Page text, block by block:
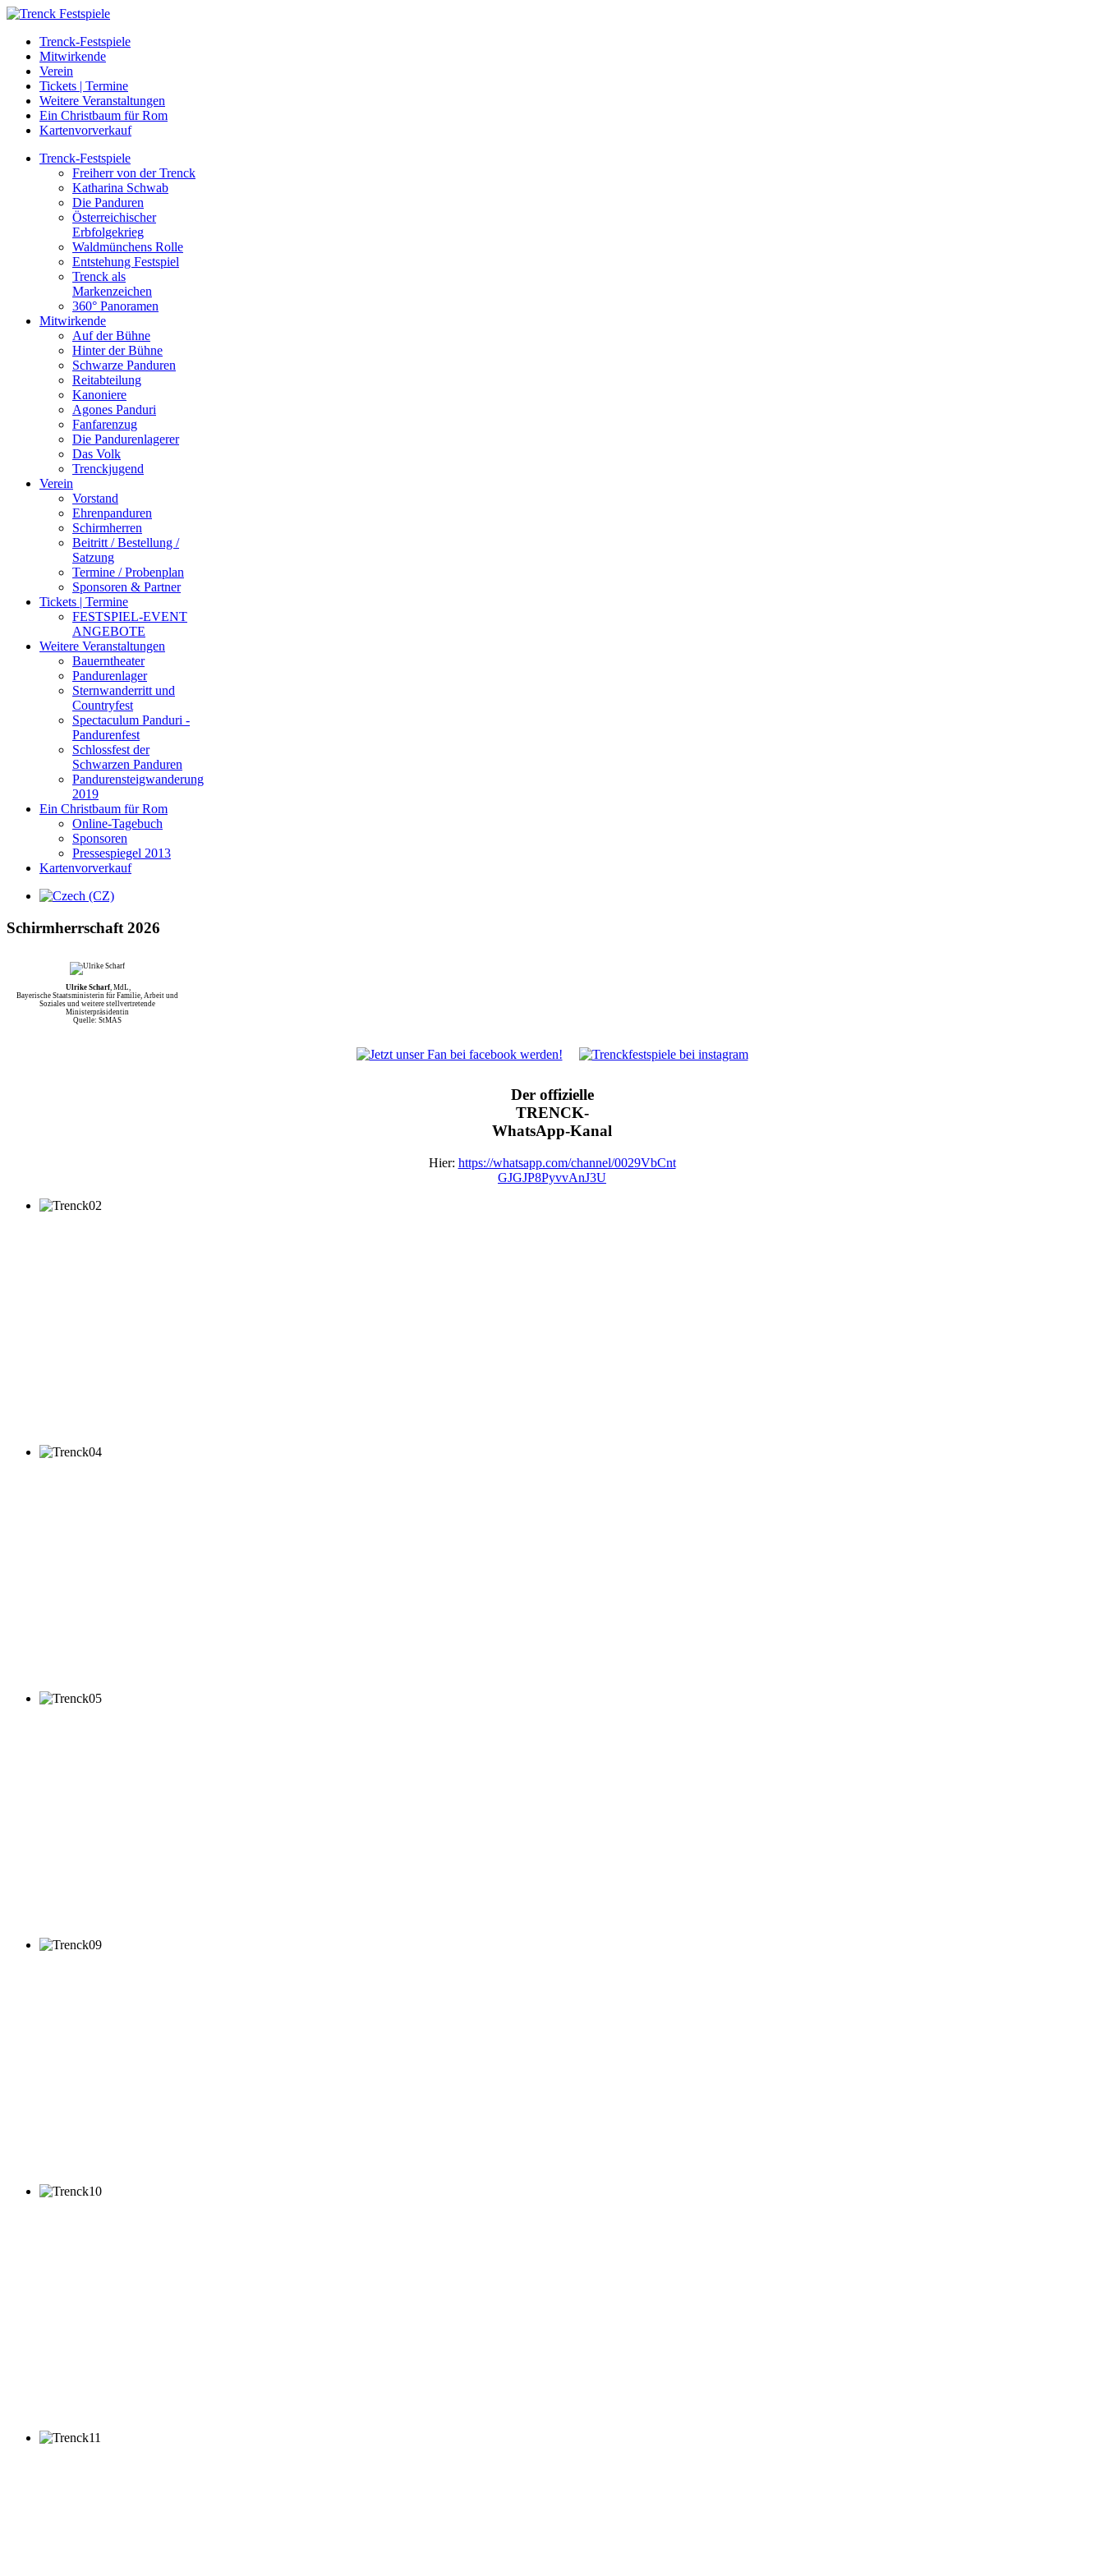
Trenck-Festspiele
Mitwirkende
Verein
Tickets | Termine
Weitere Veranstaltungen
Ein Christbaum für Rom
Kartenvorverkauf
Trenck-Festspiele
Freiherr von der Trenck
Katharina Schwab
Die Panduren
Österreichischer
Erbfolgekrieg
Waldmünchens Rolle
Entstehung Festspiel
Trenck als
Markenzeichen
360° Panoramen
Mitwirkende
Auf der Bühne
Hinter der Bühne
Schwarze Panduren
Reitabteilung
Kanoniere
Agones Panduri
Fanfarenzug
Die Pandurenlagerer
Das Volk
Trenckjugend
Verein
Vorstand
Ehrenpanduren
Schirmherren
Beitritt / Bestellung /
Satzung
Termine / Probenplan
Sponsoren & Partner
Tickets | Termine
FESTSPIEL-EVENT
ANGEBOTE
Weitere Veranstaltungen
Bauerntheater
Pandurenlager
Sternwanderritt und
Countryfest
Spectaculum Panduri -
Pandurenfest
Schlossfest der
Schwarzen Panduren
Pandurensteigwanderung
2019
Ein Christbaum für Rom
Online-Tagebuch
Sponsoren
Pressespiegel 2013
Kartenvorverkauf
Schirmherrschaft 2026
Ulrike Scharf, MdL,
Bayerische Staatsministerin für Familie, Arbeit und
Soziales und weitere stellvertretende
Ministerpräsidentin
Quelle: StMAS
Der offizielle
TRENCK-
WhatsApp-Kanal
Hier: https://whatsapp.com/channel/0029VbCnt
GJGJP8PyvvAnJ3U